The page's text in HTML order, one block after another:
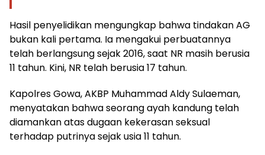
Hasil penyelidikan mengungkap bahwa tindakan AG
bukan kali pertama. Ia mengakui perbuatannya
telah berlangsung sejak 2016, saat NR masih berusia
11 tahun. Kini, NR telah berusia 17 tahun.
Kapolres Gowa, AKBP Muhammad Aldy Sulaeman,
menyatakan bahwa seorang ayah kandung telah
diamankan atas dugaan kekerasan seksual
terhadap putrinya sejak usia 11 tahun.